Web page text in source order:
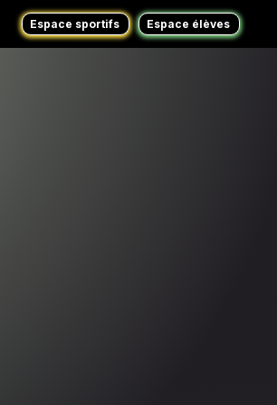
Espace sportifs Espace élèves